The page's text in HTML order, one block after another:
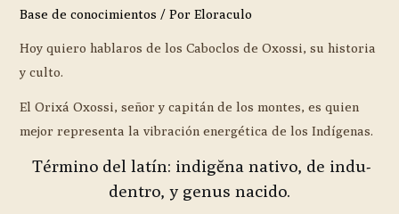
Base de conocimientos / PorEloraculo
Hoy quiero hablaros de los Caboclos de Oxossi, su historia
y culto.
El Orixá Oxossi, señor y capitán de los montes, es quien
mejor representa la vibración energética de los Indígenas.
Término del latín: indigĕna nativo, de indu-
dentro, y genus nacido.